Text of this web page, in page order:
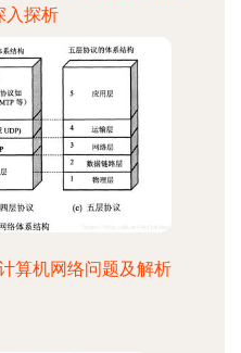
入探析
算机网络问题及解析